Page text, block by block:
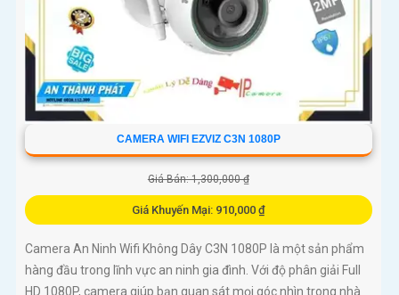
CAMERA WIFI EZVIZ C3N 1080P
Giá Bán: 1,300,000 ₫
Giá Khuyến Mại: 910,000 ₫
Camera An Ninh Wifi Không Dây C3N 1080P là một sản phẩm
hàng đầu trong lĩnh vực an ninh gia đình. Với độ phân giải Full
HD 1080P, camera giúp bạn quan sát mọi góc nhìn trong nhà